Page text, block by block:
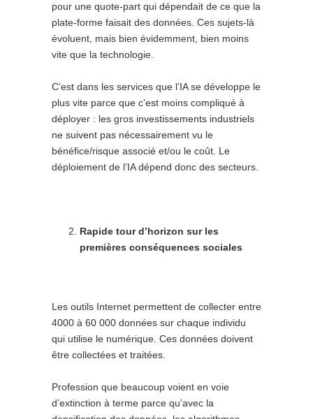
pour une quote-part qui dépendait de ce que la
plate-forme faisait des données. Ces sujets-là
évoluent, mais bien évidemment, bien moins
vite que la technologie.
C’est dans les services que l’IA se développe le
plus vite parce que c’est moins compliqué à
déployer : les gros investissements industriels
ne suivent pas nécessairement vu le
bénéfice/risque associé et/ou le coût. Le
déploiement de l’IA dépend donc des secteurs.
Rapide tour d’horizon sur les
premières conséquences sociales
Les outils Internet permettent de collecter entre
4000 à 60 000 données sur chaque individu
qui utilise le numérique. Ces données doivent
être collectées et traitées.
Profession que beaucoup voient en voie
d’extinction à terme parce qu’avec la